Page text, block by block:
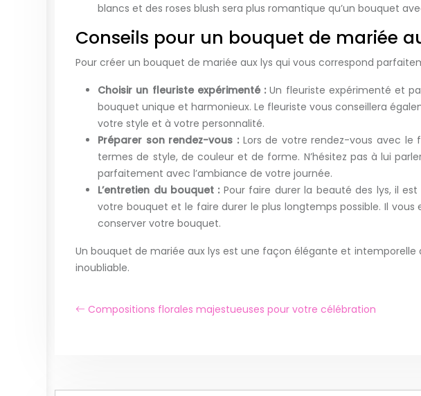
blancs et des roses blush sera plus romantique qu’un bouquet
Conseils pour un bouquet de mariée
Pour créer un bouquet de mariée aux lys qui vous correspond
Choisir un fleuriste expérimenté :Un fleuriste expérimenté et
bouquet unique et harmonieux. Le fleuriste vous conseillera
votre style et à votre personnalité.
Préparer son rendez-vous : Lors de votre rendez-vous avec le
termes de style, de couleur et de forme. N’hésitez pas à lui
parfaitement avec l’ambiance de votre journée.
L’entretien du bouquet : Pour faire durer la beauté des lys, il
votre bouquet et le faire durer le plus longtemps possible. Il
conserver votre bouquet.
Un bouquet de mariée aux lys est une façon élégante et
inoubliable.
Compositions florales majestueuses pour votre célébration